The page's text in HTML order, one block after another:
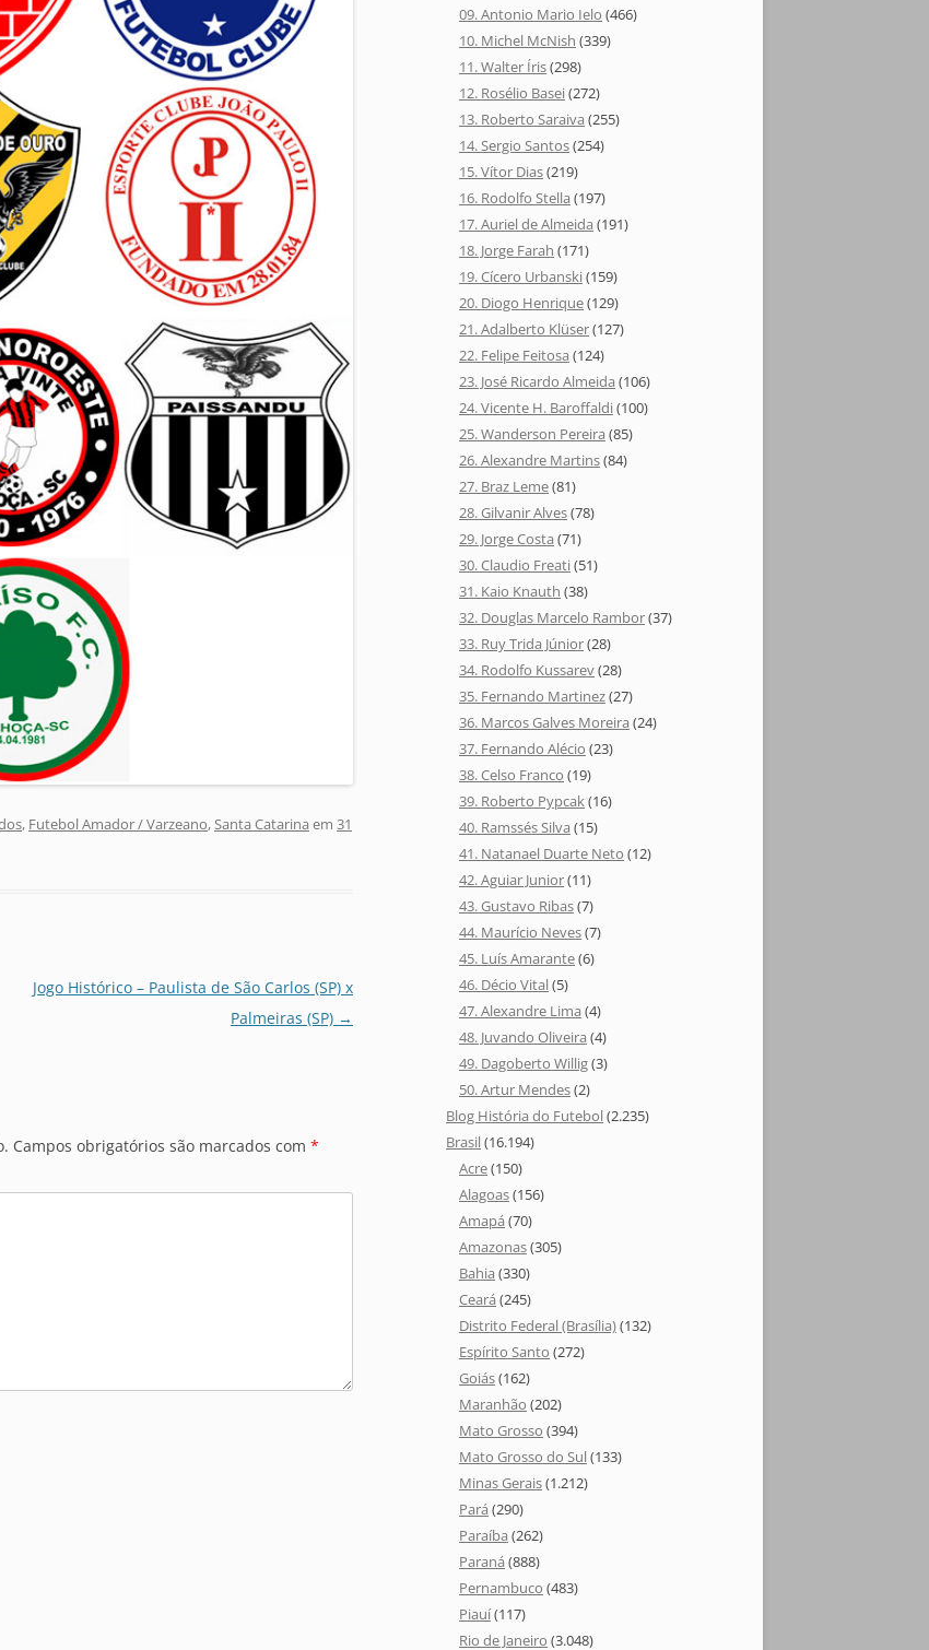
, Futebol Amador / Varzeano,Santa Catarina em 31
Jogo Histórico – Paulista de São Carlos (SP) x
Palmeiras (SP) →
Campos obrigatórios são marcados com *
09. Antonio Mario Ielo (466)
10. Michel McNish (339)
11. Walter Íris(298)
12. Rosélio Basei(272)
13. Roberto Saraiva (255)
14. Sergio Santos(254)
15. Vítor Dias(219)
16. Rodolfo Stella (197)
17. Auriel de Almeida (191)
18. Jorge Farah (171)
19. Cícero Urbanski(159)
20. Diogo Henrique(129)
21. Adalberto Klüser(127)
22. Felipe Feitosa (124)
23. José Ricardo Almeida (106)
24. Vicente H. Baroffaldi(100)
25. Wanderson Pereira (85)
26. Alexandre Martins(84)
27. Braz Leme(81)
28. Gilvanir Alves(78)
29. Jorge Costa (71)
30. Claudio Freati(51)
31. Kaio Knauth (38)
32. Douglas Marcelo Rambor(37)
33. Ruy Trida Júnior(28)
34. Rodolfo Kussarev(28)
35. Fernando Martinez(27)
36. Marcos Galves Moreira (24)
37. Fernando Alécio (23)
38. Celso Franco (19)
39. Roberto Pypcak(16)
40. Ramssés Silva (15)
41. Natanael Duarte Neto (12)
42. Aguiar Junior(11)
43. Gustavo Ribas(7)
44. Maurício Neves(7)
45. Luís Amarante(6)
46. Décio Vital(5)
47. Alexandre Lima (4)
48. Juvando Oliveira (4)
49. Dagoberto Willig(3)
50. Artur Mendes(2)
Blog História do Futebol(2.235)
Brasil(16.194)
Acre(150)
Alagoas(156)
Amapá (70)
Amazonas(305)
Bahia (330)
Ceará (245)
Distrito Federal (Brasília)(132)
Espírito Santo (272)
Goiás(162)
Maranhão (202)
Mato Grosso (394)
Mato Grosso do Sul(133)
Minas Gerais(1.212)
Pará (290)
Paraíba (262)
Paraná (888)
Pernambuco (483)
Piauí(117)
Rio de Janeiro (3.048)